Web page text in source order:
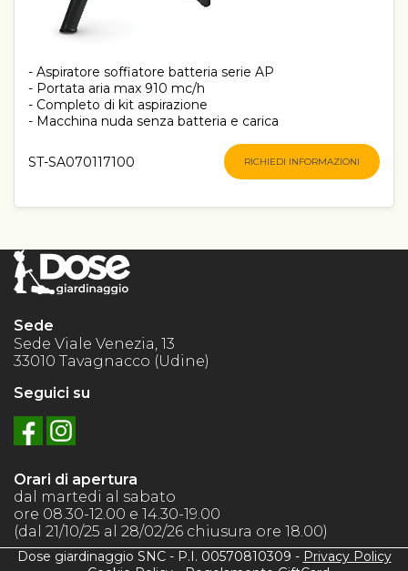
- Aspiratore soffiatore batteria serie AP
- Portata aria max 910 mc/h
- Completo di kit aspirazione
- Macchina nuda senza batteria e carica
ST-SA070117100 RICHIEDI INFORMAZIONI
Sede
Sede Viale Venezia, 13
33010 Tavagnacco (Udine)
Seguici su
Orari di apertura
dal martedi al sabato
ore 08.30-12.00 e 14.30-19.00
(dal 21/10/25 al 28/02/26 chiusura ore 18.00)
Dose giardinaggio SNC - P.I. 00570810309 - Privacy Policy